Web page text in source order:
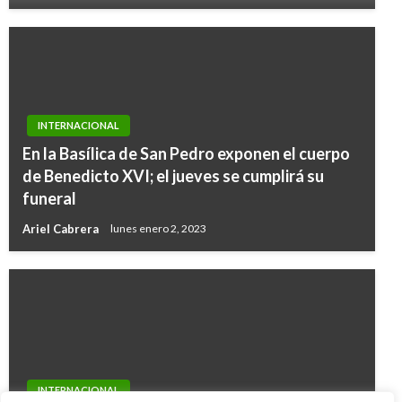
INTERNACIONAL
En la Basílica de San Pedro exponen el cuerpo
de Benedicto XVI; el jueves se cumplirá su
funeral
Ariel Cabrera lunes enero 2, 2023
INTERNACIONAL